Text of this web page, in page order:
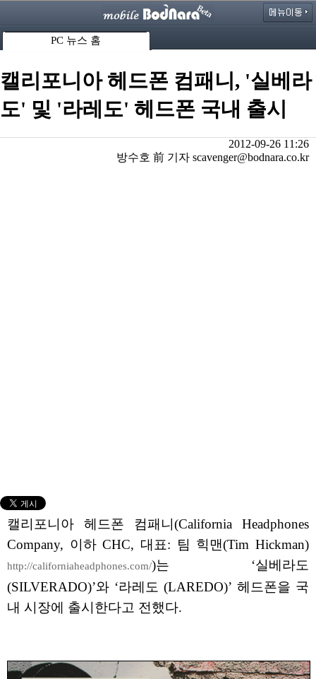
PC 뉴스 홈
캘리포니아 헤드폰 컴패니, '실베라
도' 및 '라레도' 헤드폰 국내 출시
2012-09-26 11:26
방수호 前 기자 scavenger@bodnara.co.kr
캘리포니아 헤드폰 컴패니(California Headphones
Company, 이하 CHC, 대표: 팀 힉맨(Tim Hickman)
http://californiaheadphones.com/)는 ‘실베라도
(SILVERADO)’와 ‘라레도 (LAREDO)’ 헤드폰을 국
내 시장에 출시한다고 전했다.